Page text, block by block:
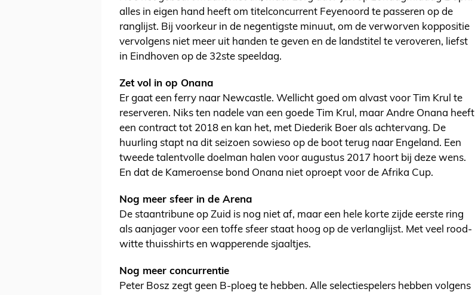
alles in eigen hand heeft om titelconcurrent Feyenoord te passeren op de
ranglijst. Bij voorkeur in de negentigste minuut, om de verworven koppositie
vervolgens niet meer uit handen te geven en de landstitel te veroveren, liefst
in Eindhoven op de 32ste speeldag.
Zet vol in op Onana
Er gaat een ferry naar Newcastle. Wellicht goed om alvast voor Tim Krul te
reserveren. Niks ten nadele van een goede Tim Krul, maar Andre Onana heeft
een contract tot 2018 en kan het, met Diederik Boer als achtervang. De
huurling stapt na dit seizoen sowieso op de boot terug naar Engeland. Een
tweede talentvolle doelman halen voor augustus 2017 hoort bij deze wens.
En dat de Kameroense bond Onana niet oproept voor de Afrika Cup.
Nog meer sfeer in de Arena
De staantribune op Zuid is nog niet af, maar een hele korte zijde eerste ring
als aanjager voor een toffe sfeer staat hoog op de verlanglijst. Met veel rood-
witte thuisshirts en wapperende sjaaltjes.
Nog meer concurrentie
Peter Bosz zegt geen B-ploeg te hebben. Alle selectiespelers hebben volgens